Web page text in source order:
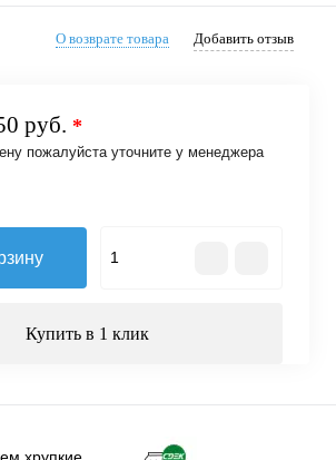
О возврате товара Добавить отзыв
руб. *
пожалуйста уточните у менеджера
Купить в 1 клик